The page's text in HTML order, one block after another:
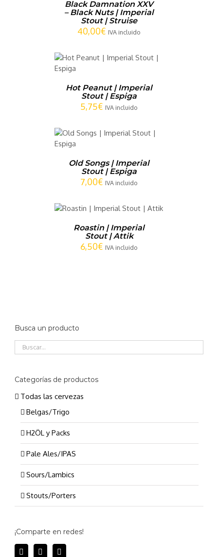
Black Damnation XXV
– Black Nuts | Imperial
Stout | Struise
40,00€ IVA incluido
Hot Peanut | Imperial
Stout | Espiga
5,75€ IVA incluido
Old Songs | Imperial
Stout | Espiga
7,00€ IVA incluido
Roastin | Imperial
Stout | Attik
6,50€ IVA incluido
Busca un producto
Categorías de productos
Todas las cervezas
Belgas/Trigo
H2ÖL y Packs
Pale Ales/IPAS
Sours/Lambics
Stouts/Porters
¡Comparte en redes!